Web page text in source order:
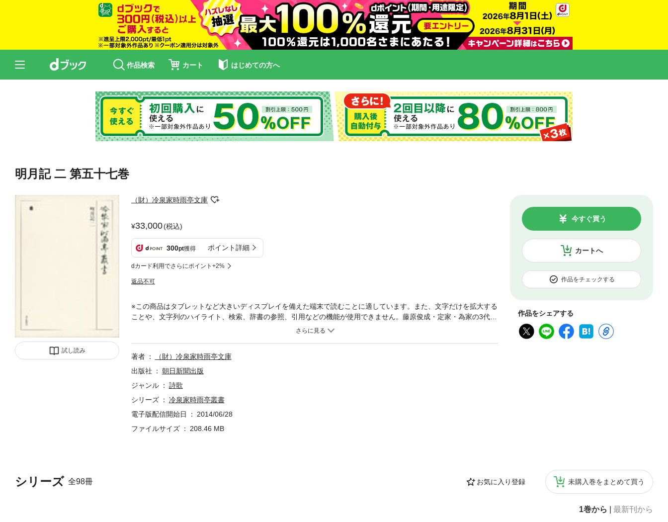
作品検索 カート はじめての方へ
明月記 二 第五十七巻
試し読み
（財）冷泉家時雨亭文庫
33,000(税込)
300pt獲得 ポイント詳細
dカード利用でさらにポイント+2%
返品不可
カートへ
今すぐ買う
作品をチェックする
作品をシェアする
シリーズ 全98冊 お気に入り登録 未購入巻をまとめて買う
1巻から 最新刊から
※この商品はタブレットなど大きいディスプレイを備えた端末で読むことに適しています。また、文字だけを拡大する
ことや、文字列のハイライト、検索、辞書の参照、引用などの機能が使用できません。藤原俊成・定家・為家の3代
が、相次いで勅撰和歌集の撰者となって以来「歌の家」として存続してきた冷泉家。その御文庫に、800年にわたって
著者
（財）冷泉家時雨亭文庫
出版社
朝日新聞出版
ジャンル
詩歌
シリーズ
冷泉家時雨亭叢書
電子版配信開始日
2014/06/28
ファイルサイズ
208.46 MB